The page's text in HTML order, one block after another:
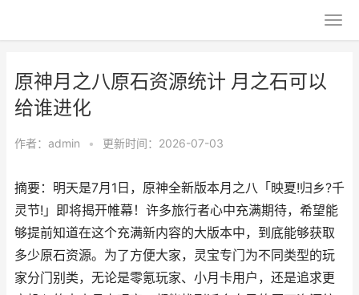
原神月之八原石资源统计 月之石可以
给谁进化
作者： admin • 更新时间：2026-07-03
摘要：明天是7月1日，原神全新版本月之八「映夏!归乡?千
灵节!」即将揭开帷幕！许多旅行者心中充满期待，希望能
够提前知道在这个充满新内容的大版本中，到底能够获取
多少原石资源。为了方便大家，灵宝专门为不同类型的玩
家分门别类，无论是零氪玩家、小月卡用户，还是追求更